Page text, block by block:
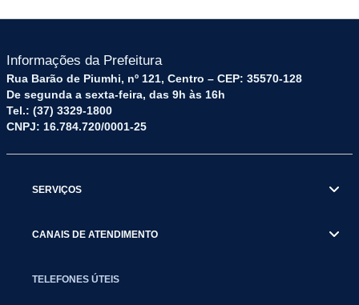
Informações da Prefeitura
Rua Barão de Piumhi, nº 121, Centro – CEP: 35570-128
De segunda a sexta-feira, das 9h às 16h
Tel.: (37) 3329-1800
CNPJ: 16.784.720/0001-25
SERVIÇOS
CANAIS DE ATENDIMENTO
TELEFONES ÚTEIS